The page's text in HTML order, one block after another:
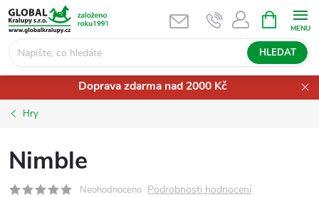
Přejít
na
obsah
HLEDAT
NÁKUPNÍ
KOŠÍK
Doprava zdarma nad 2000 Kč
Hry
Nimble
Neohodnoceno Podrobnosti hodnocení